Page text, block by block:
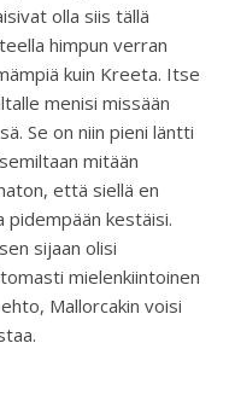
olla siis tällä
himpun verran
kuin Kreeta. Itse
menisi missään
Se on niin pieni läntti
mitään
että siellä en
pidempään kestäisi.
sijaan olisi
mielenkiintoinen
Mallorcakin voisi